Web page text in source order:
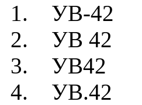
1. УВ-42
2. УВ 42
3. УВ42
4. УВ.42